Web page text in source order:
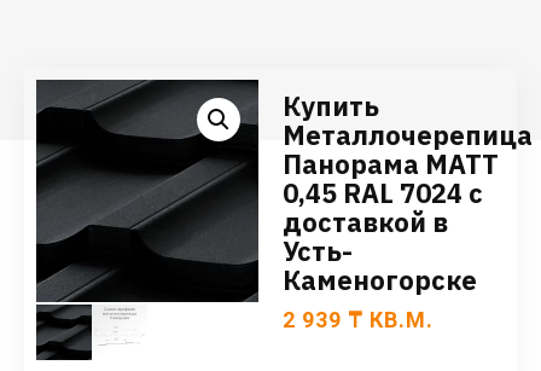
Купить
Металлочерепица
Панорама МАТТ
0,45 RAL 7024 с
доставкой в
Усть-
Каменогорске
2 939 ₸ КВ.М.